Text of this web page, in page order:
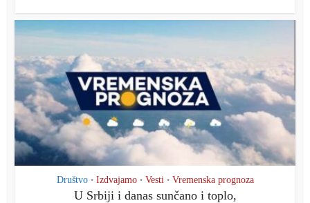
Društvo • Izdvajamo • Vesti • Vremenska prognoza
U Srbiji i danas sunčano i toplo,